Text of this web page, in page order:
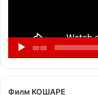
00:00
Филм КОШАРЕ